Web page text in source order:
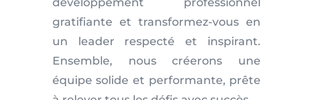
gratifiante et transformez-vous en
un leader respecté et inspirant.
Ensemble, nous créerons une
équipe solide et performante, prête